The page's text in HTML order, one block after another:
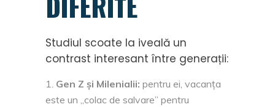
Studiul scoate la iveală un
contrast interesant între generații:
Gen Z și Milenialii: pentru ei, vacanța
este un „colac de salvare” pentru